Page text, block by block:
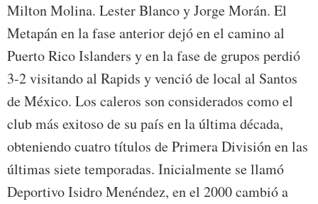
Milton Molina. Lester Blanco y Jorge Morán. El
Metapán en la fase anterior dejó en el camino al
Puerto Rico Islanders y en la fase de grupos perdió
3-2 visitando al Rapids y venció de local al Santos
de México. Los caleros son considerados como el
club más exitoso de su país en la última década,
obteniendo cuatro títulos de Primera División en las
últimas siete temporadas. Inicialmente se llamó
Deportivo Isidro Menéndez, en el 2000 cambió a